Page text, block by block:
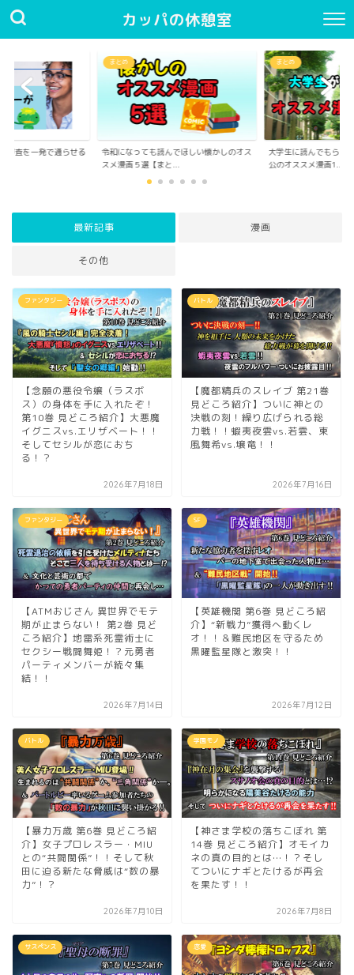
カッパの休憩室
でほしい懐かしのオス
まとめ
大学生に読んでもらいたい！大学生が主人
公のオススメ漫画1...
まとめ
社会人の憧れ！社内恋
の漫画5選【まとめ...
最新記事 漫画
その他
ファンタジー
【念願の悪役令嬢（ラスボ
ス）の身体を手に入れたぞ！
第10巻 見どころ紹介】大悪魔
イグニスvs.エリザベート！！
そしてセシルが恋におち
る！？
2026年7月18日
バトル
【魔都精兵のスレイブ 第21巻
見どころ紹介】ついに神との
決戦の刻！繰り広げられる総
力戦！！蝦夷夜雲vs.若雲、東
風舞希vs.壌竜！！
2026年7月16日
ファンタジー
【ATMおじさん 異世界でモテ
期が止まらない！ 第2巻 見ど
ころ紹介】地雷系死霊術士に
セクシー戦闘舞姫！？元勇者
パーティメンバーが続々集
結！！
2026年7月14日
SF
【英雄機関 第6巻 見どころ紹
介】“新戦力”獲得へ動くレ
オ！！＆難民地区を守るため
黒曜監星隊と激突！！
2026年7月12日
バトル
【暴力万歳 第6巻 見どころ紹
介】女子プロレスラー・MIU
との“共闘関係”！！そして秋
田に迫る新たな脅威は“数の暴
力”！？
2026年7月10日
学園モノ
【神さま学校の落ちこぼれ 第
14巻 見どころ紹介】オモイカ
ネの真の目的とは…！？そし
てついにナギとたけるが再会
を果たす！！
2026年7月8日
サスペンス 恋愛